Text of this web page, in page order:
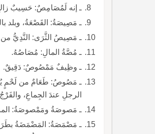
ـ إنه لَمُصَامِصٌ: حَسِيبٌ
ـ مَصِيصَةُ: القَصْعَةُ، وبلد
ـ مَصِيصُ الثَّرَى: النَّدِيُّ من
ـ مُصَّةُ المالِ: مُصَاصُهُ.
ـ وظِيفٌ مَمْصُوصٌ: دَقِيقٌ.
ـ مَصُوصُ: طَعَامٌ من لَحْمٍ
الرجلِ عندَ الجِماعِ،
ـ مَصوصَةُ ومَمْصوصَةُ:
ـ مَصْمَصَةُ: المَضْمَضَةُ